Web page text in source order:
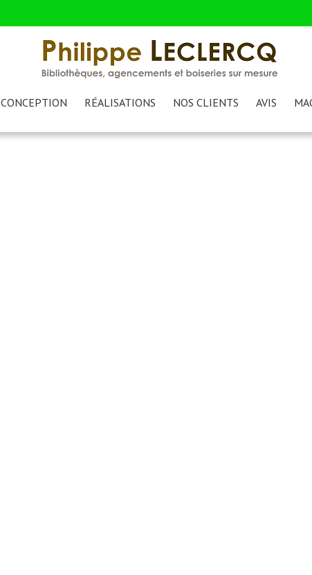
CONCEPTION RÉALISATIONS NOS CLIENTS AVIS